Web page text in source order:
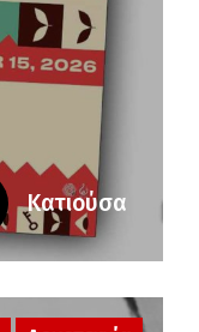
Κατιούσα